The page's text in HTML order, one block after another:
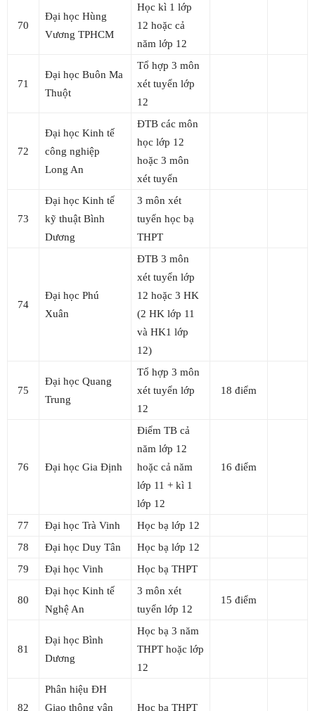
70
Đại học Hùng
Vương TPHCM
Học kì 1 lớp
12 hoặc cả
năm lớp 12
71
Đại học Buôn Ma
Thuột
Tổ hợp 3 môn
xét tuyển lớp
12
72
Đại học Kinh tế
công nghiệp
Long An
ĐTB các môn
học lớp 12
hoặc 3 môn
xét tuyển
73
Đại học Kinh tế
kỹ thuật Bình
Dương
3 môn xét
tuyển học bạ
THPT
74
Đại học Phú
Xuân
ĐTB 3 môn
xét tuyển lớp
12 hoặc 3 HK
(2 HK lớp 11
và HK1 lớp
12)
75
Đại học Quang
Trung
Tổ hợp 3 môn
xét tuyển lớp
12
18 điểm
76 Đại học Gia Định
Điểm TB cả
năm lớp 12
hoặc cả năm
lớp 11 + kì 1
lớp 12
16 điểm
77 Đại học Trà Vinh
Học bạ lớp 12
78
Đại học Duy Tân
Học bạ lớp 12
79
Đại học Vinh Học bạ THPT
80
Đại học Kinh tế
Nghệ An
3 môn xét
tuyển lớp 12
15 điểm
81
Đại học Bình
Dương
Học bạ 3 năm
THPT hoặc lớp
12
82
Phân hiệu ĐH
Giao thông vận
Học bạ THPT